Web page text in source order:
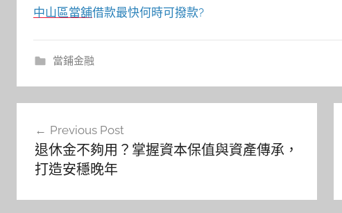
中山區當舖借款最快何時可撥款?
當鋪金融
Previous Post
退休金不夠用？掌握資本保值與資產傳承，
打造安穩晚年